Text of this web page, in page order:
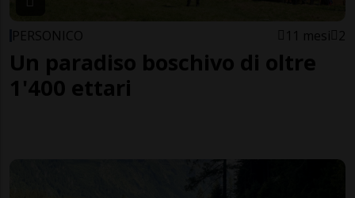
PERSONICO 11 mesi 2
Un paradiso boschivo di oltre
1'400 ettari